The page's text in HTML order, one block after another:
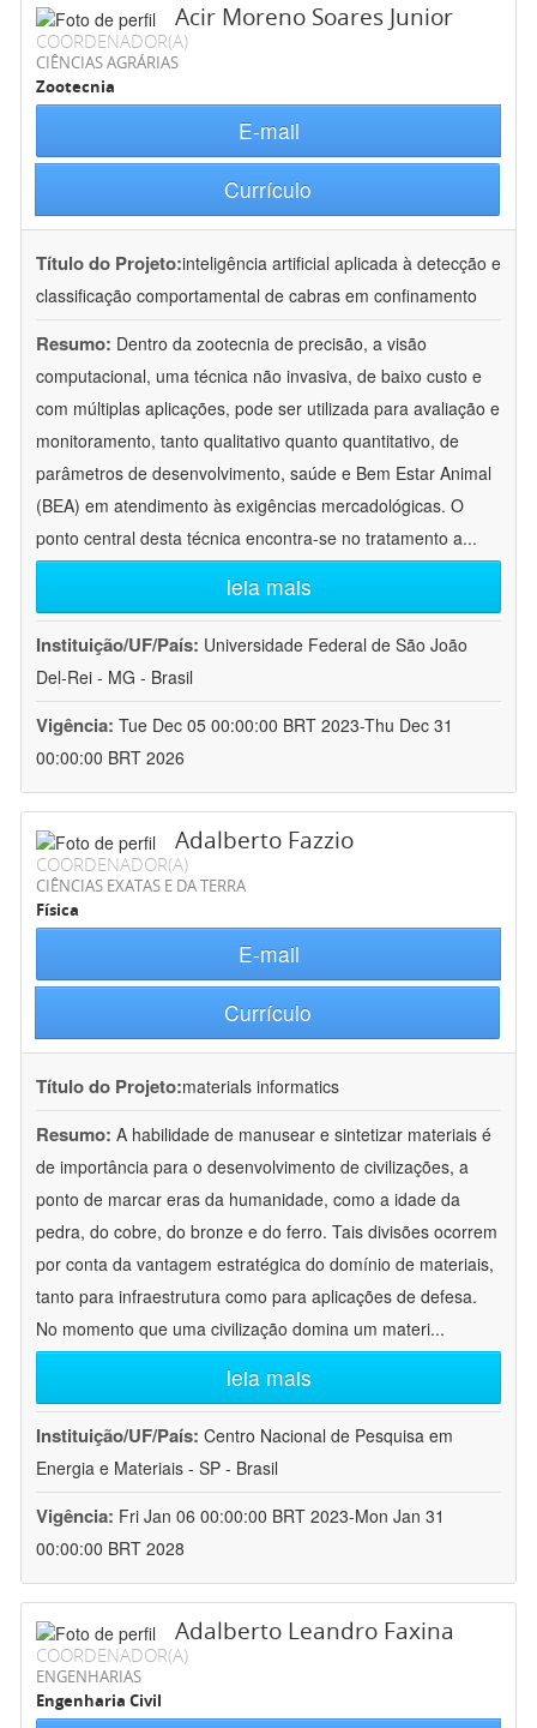
Acir Moreno Soares Junior
COORDENADOR(A)
CIÊNCIAS AGRÁRIAS
Zootecnia
E-mail
Currículo
Título do Projeto:inteligência artificial aplicada à detecção e
classificação comportamental de cabras em confinamento
Resumo: Dentro da zootecnia de precisão, a visão
computacional, uma técnica não invasiva, de baixo custo e
com múltiplas aplicações, pode ser utilizada para avaliação e
monitoramento, tanto qualitativo quanto quantitativo, de
parâmetros de desenvolvimento, saúde e Bem Estar Animal
(BEA) em atendimento às exigências mercadológicas. O
ponto central desta técnica encontra-se no tratamento a...
leia mais
Instituição/UF/País: Universidade Federal de São João
Del-Rei - MG - Brasil
Vigência: Tue Dec 05 00:00:00 BRT 2023-Thu Dec 31
00:00:00 BRT 2026
Adalberto Fazzio
COORDENADOR(A)
CIÊNCIAS EXATAS E DA TERRA
Física
E-mail
Currículo
Título do Projeto:materials informatics
Resumo: A habilidade de manusear e sintetizar materiais é
de importância para o desenvolvimento de civilizações, a
ponto de marcar eras da humanidade, como a idade da
pedra, do cobre, do bronze e do ferro. Tais divisões ocorrem
por conta da vantagem estratégica do domínio de materiais,
tanto para infraestrutura como para aplicações de defesa.
No momento que uma civilização domina um materi...
leia mais
Instituição/UF/País: Centro Nacional de Pesquisa em
Energia e Materiais - SP - Brasil
Vigência: Fri Jan 06 00:00:00 BRT 2023-Mon Jan 31
00:00:00 BRT 2028
Adalberto Leandro Faxina
COORDENADOR(A)
ENGENHARIAS
Engenharia Civil